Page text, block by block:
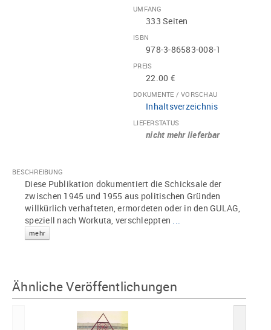
UMFANG
333 Seiten
ISBN
978-3-86583-008-1
PREIS
22.00 €
DOKUMENTE / VORSCHAU
Inhaltsverzeichnis
LIEFERSTATUS
nicht mehr lieferbar
BESCHREIBUNG
Diese Publikation dokumentiert die Schicksale der
zwischen 1945 und 1955 aus politischen Gründen
willkürlich verhafteten, ermordeten oder in den GULAG,
speziell nach Workuta, verschleppten ...
mehr
Ähnliche Veröffentlichungen